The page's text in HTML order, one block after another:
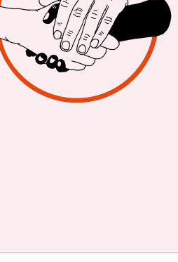
Einige
Ernteausfällen
früher geerntet
verbraucht die
Umweltsenatorin
.